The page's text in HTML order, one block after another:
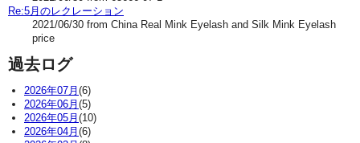
Re:5月のレクレーション
2021/06/30 from China Real Mink Eyelash and Silk Mink Eyelash
price
過去ログ
2026年07月 (6)
2026年06月 (5)
2026年05月 (10)
2026年04月 (6)